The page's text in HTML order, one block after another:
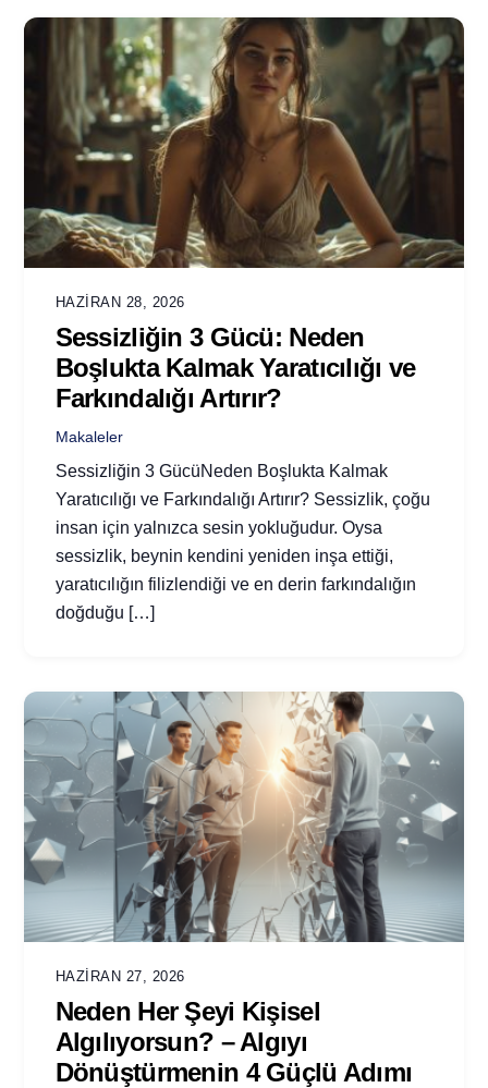
HAZIRAN 28, 2026
Sessizliğin 3 Gücü: Neden
Boşlukta Kalmak Yaratıcılığı ve
Farkındalığı Artırır?
Makaleler
Sessizliğin 3 GücüNeden Boşlukta Kalmak
Yaratıcılığı ve Farkındalığı Artırır? Sessizlik, çoğu
insan için yalnızca sesin yokluğudur. Oysa
sessizlik, beynin kendini yeniden inşa ettiği,
yaratıcılığın filizlendiği ve en derin farkındalığın
doğduğu […]
HAZIRAN 27, 2026
Neden Her Şeyi Kişisel
Algılıyorsun? – Algıyı
Dönüştürmenin 4 Güçlü Adımı